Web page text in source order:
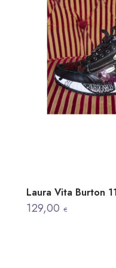
Laura Vita Burton
129,00€